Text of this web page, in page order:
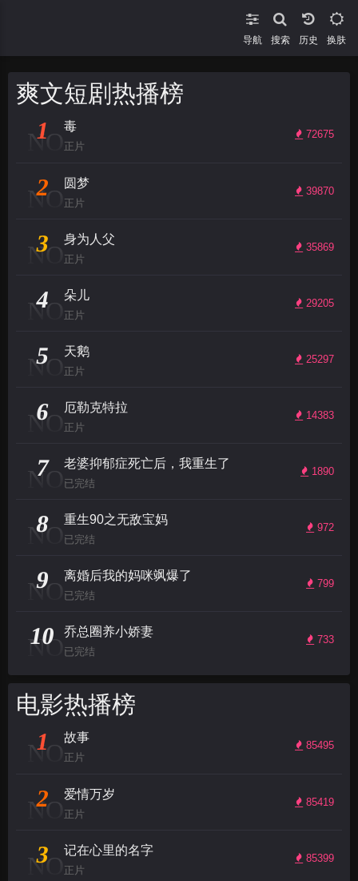
导航 搜索 换肤
爽文短剧热播榜
NO
1 72675
毒
正片
NO
2 39870
圆梦
正片
NO
3 35869
身为人父
正片
NO
4 29205
朵儿
正片
NO
5 25297
天鹅
正片
NO
6 14383
厄勒克特拉
正片
NO
7 1890
老婆抑郁症死亡后，我重生了
已完结
NO
8 972
重生90之无敌宝妈
已完结
NO
9 799
离婚后我的妈咪飒爆了
已完结
NO
10 733
乔总圈养小娇妻
已完结
电影热播榜
NO
1 85495
故事
正片
NO
2 85419
爱情万岁
正片
NO
3 85399
记在心里的名字
正片